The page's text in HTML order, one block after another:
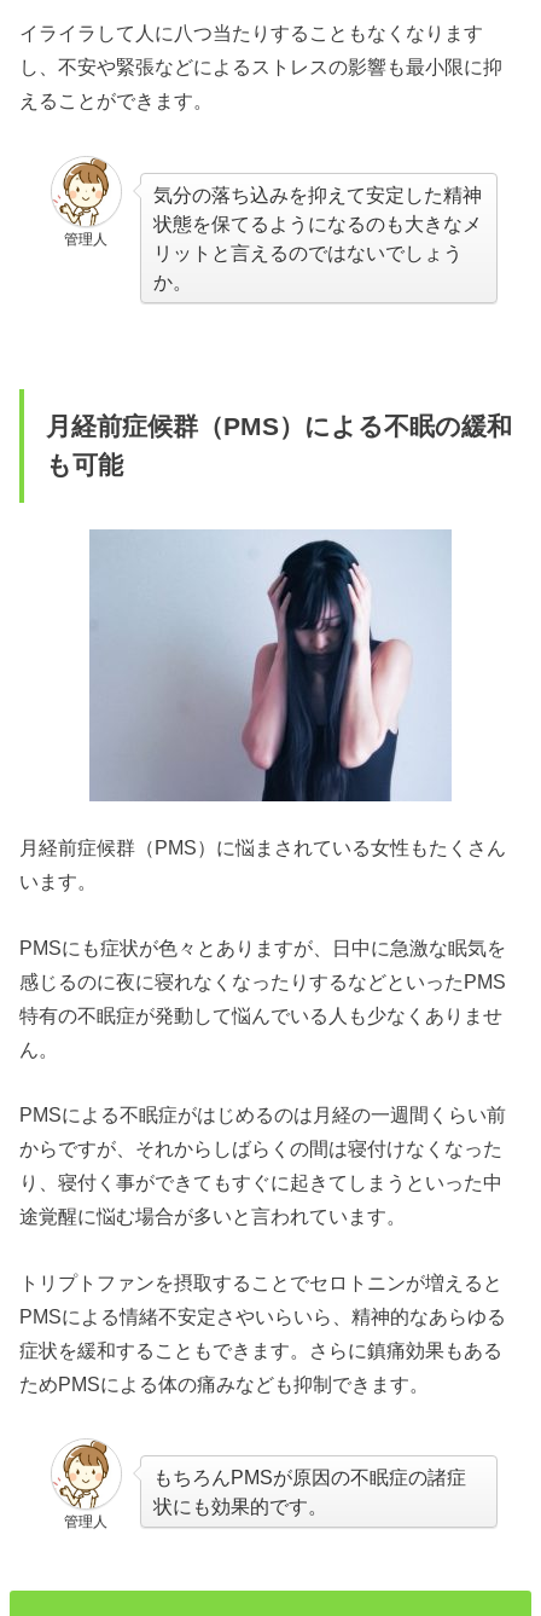
イライラして人に八つ当たりすることもなくなります
し、不安や緊張などによるストレスの影響も最小限に抑
えることができます。
管理人
気分の落ち込みを抑えて安定した精神
状態を保てるようになるのも大きなメ
リットと言えるのではないでしょう
か。
月経前症候群（PMS）による不眠の緩和
も可能
月経前症候群（PMS）に悩まされている女性もたくさん
います。
PMSにも症状が色々とありますが、日中に急激な眠気を
感じるのに夜に寝れなくなったりするなどといったPMS
特有の不眠症が発動して悩んでいる人も少なくありませ
ん。
PMSによる不眠症がはじめるのは月経の一週間くらい前
からですが、それからしばらくの間は寝付けなくなった
り、寝付く事ができてもすぐに起きてしまうといった中
途覚醒に悩む場合が多いと言われています。
トリプトファンを摂取することでセロトニンが増えると
PMSによる情緒不安定さやいらいら、精神的なあらゆる
症状を緩和することもできます。さらに鎮痛効果もある
ためPMSによる体の痛みなども抑制できます。
管理人
もちろんPMSが原因の不眠症の諸症
状にも効果的です。